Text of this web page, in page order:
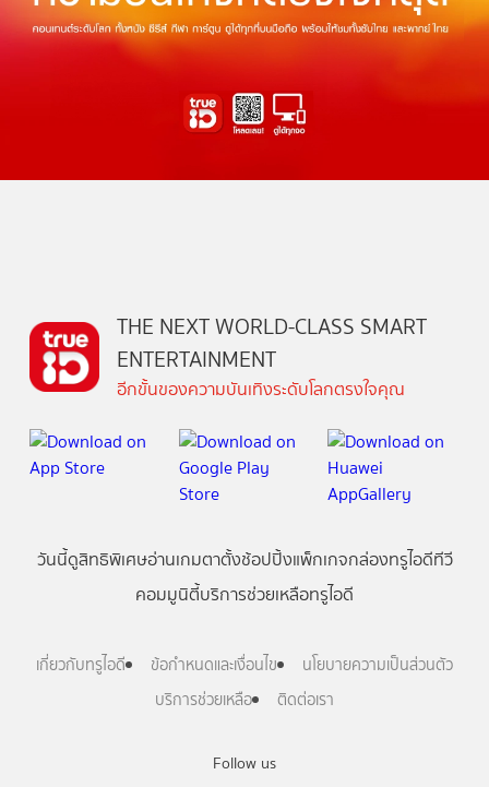
Follow us
THE NEXT WORLD-CLASS SMART
ENTERTAINMENT
อีกขั้นของความบันเทิงระดับโลกตรงใจคุณ
วันนี้ดูสิทธิพิเศษอ่านเกมตาตั้งช้อปปิ้งแพ็กเกจกล่องทรูไอดีทีวี
คอมมูนิตี้บริการช่วยเหลือทรูไอดี
เกี่ยวกับทรูไอดี ข้อกำหนดและเงื่อนไข
นโยบายความเป็นส่วนตัว
บริการช่วยเหลือ
ติดต่อเรา